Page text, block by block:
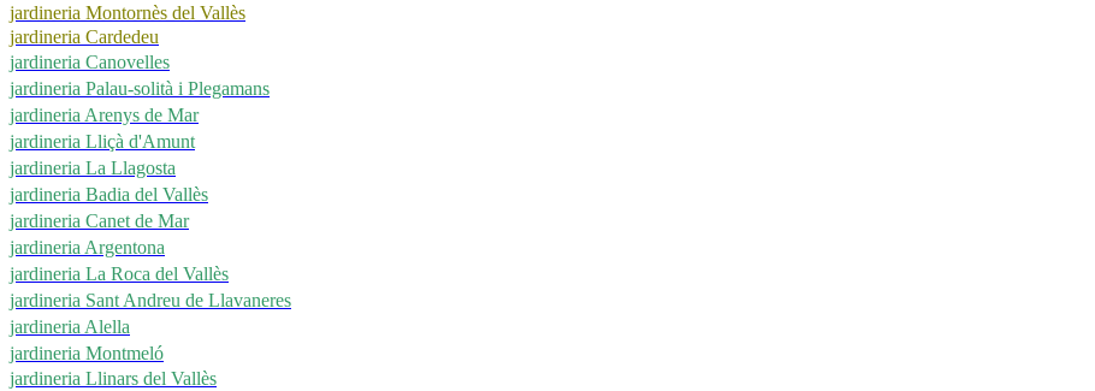
jardineria Montornès del Vallès
jardineria Cardedeu
jardineria Canovelles
jardineria Palau-solità i Plegamans
jardineria Arenys de Mar
jardineria Lliçà d'Amunt
jardineria La Llagosta
jardineria Badia del Vallès
jardineria Canet de Mar
jardineria Argentona
jardineria La Roca del Vallès
jardineria Sant Andreu de Llavaneres
jardineria Alella
jardineria Montmeló
jardineria Llinars del Vallès